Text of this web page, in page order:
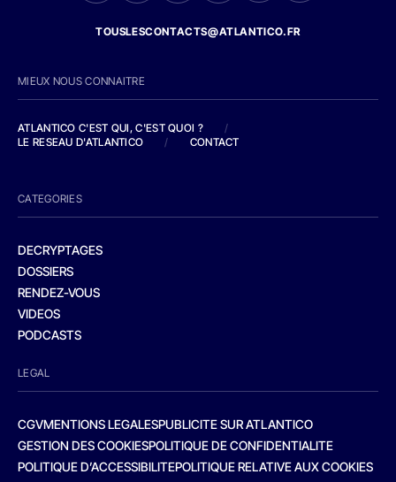
TOUSLESCONTACTS@ATLANTICO.FR
MIEUX NOUS CONNAITRE
ATLANTICO C'EST QUI, C'EST QUOI ?
/
LE RESEAU D'ATLANTICO
/ CONTACT
CATEGORIES
DECRYPTAGES
DOSSIERS
RENDEZ-VOUS
VIDEOS
PODCASTS
LEGAL
CGVMENTIONS LEGALESPUBLICITE SUR ATLANTICO
GESTION DES COOKIESPOLITIQUE DE CONFIDENTIALITE
POLITIQUE D’ACCESSIBILITEPOLITIQUE RELATIVE AUX COOKIES